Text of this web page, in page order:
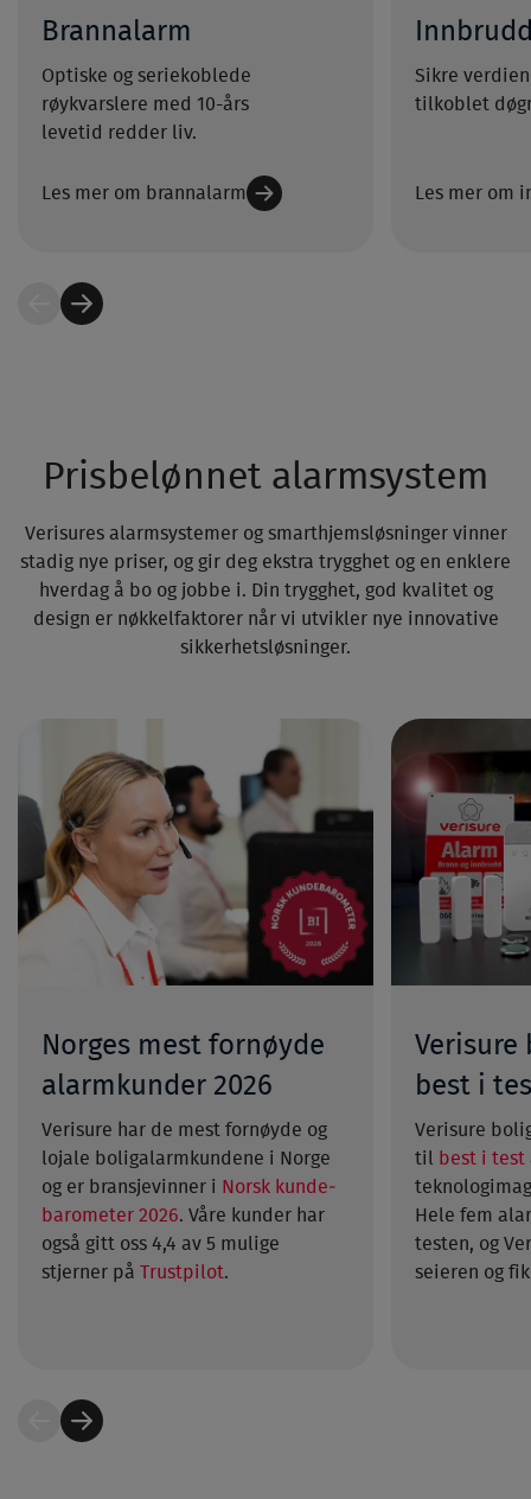
Brannalarm
Optiske og seriekoblede
røykvarslere med 10-års
levetid redder liv.
Les mer om brannalarm
Sikre
tilkoblet
Les mer om
Prisbelønnet alarmsystem
Verisures alarm­systemer og smart­hjems­løsninger vinner
stadig nye priser, og gir deg ekstra trygghet og en enklere
hverdag å bo og jobbe i. Din trygghet, god kvalitet og
design er nøkkel­faktorer når vi utvikler nye innovative
sikkerhets­løsninger.
Norges mest fornøyde
alarm­kunder 2026
Verisure har de mest fornøyde og
lojale boligalarm­kundene i Norge
og er bransje­vinner i Norsk kunde­
barometer 2026. Våre kunder har
også gitt oss 4,4 av 5 mulige
stjerner på Trustpilot.
Verisure
best i
Verisure
til
best i test
Hele fem
testen, og
seieren og